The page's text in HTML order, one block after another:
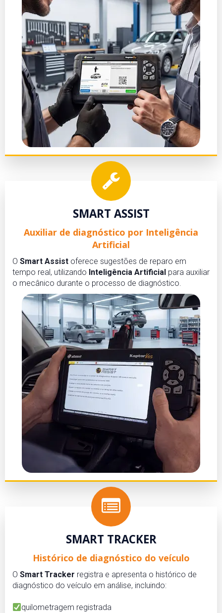
SMART ASSIST
Auxiliar de diagnóstico por Inteligência
Artificial
O Smart Assist oferece sugestões de reparo em
tempo real, utilizando Inteligência Artificial para auxiliar
o mecânico durante o processo de diagnóstico.
SMART TRACKER
Histórico de diagnóstico do veículo
O Smart Tracker registra e apresenta o histórico de
diagnóstico do veículo em análise, incluindo:
quilometragem registrada